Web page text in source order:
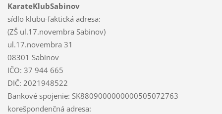
KarateKlubSabinov
sídlo klubu-faktická adresa:
(ZŠ ul.17.novembra Sabinov)
ul.17.novembra 31
08301 Sabinov
IČO: 37 944 665
DIČ: 2021948522
Bankové spojenie: SK8809000000000505072763
korešpondenčná adresa: